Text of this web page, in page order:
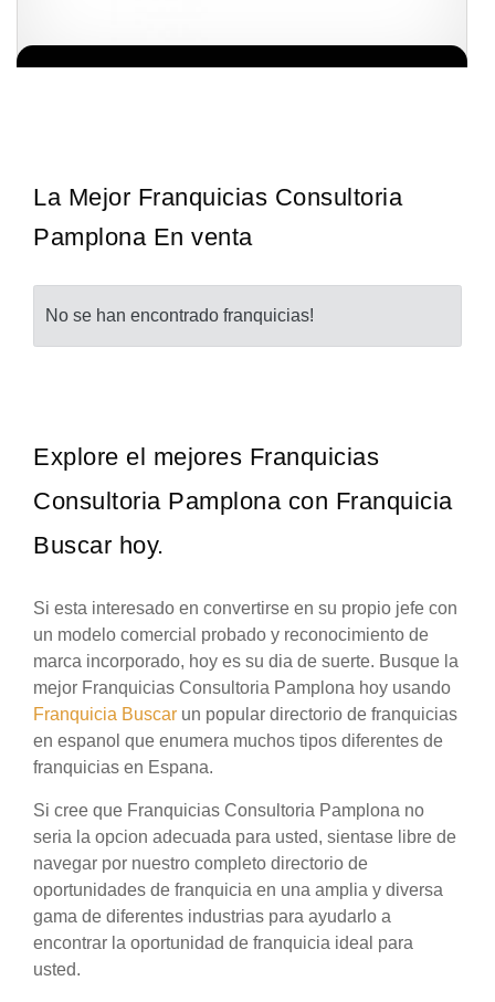
La Mejor Franquicias Consultoria
Pamplona En venta
No se han encontrado franquicias!
Explore el mejores Franquicias
Consultoria Pamplona con Franquicia
Buscar hoy.
Si esta interesado en convertirse en su propio jefe con
un modelo comercial probado y reconocimiento de
marca incorporado, hoy es su dia de suerte. Busque la
mejor Franquicias Consultoria Pamplona hoy usando
Franquicia Buscar un popular directorio de franquicias
en espanol que enumera muchos tipos diferentes de
franquicias en Espana.
Si cree que Franquicias Consultoria Pamplona no
seria la opcion adecuada para usted, sientase libre de
navegar por nuestro completo directorio de
oportunidades de franquicia en una amplia y diversa
gama de diferentes industrias para ayudarlo a
encontrar la oportunidad de franquicia ideal para
usted.